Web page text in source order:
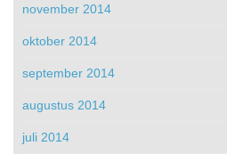
november 2014
oktober 2014
september 2014
augustus 2014
juli 2014